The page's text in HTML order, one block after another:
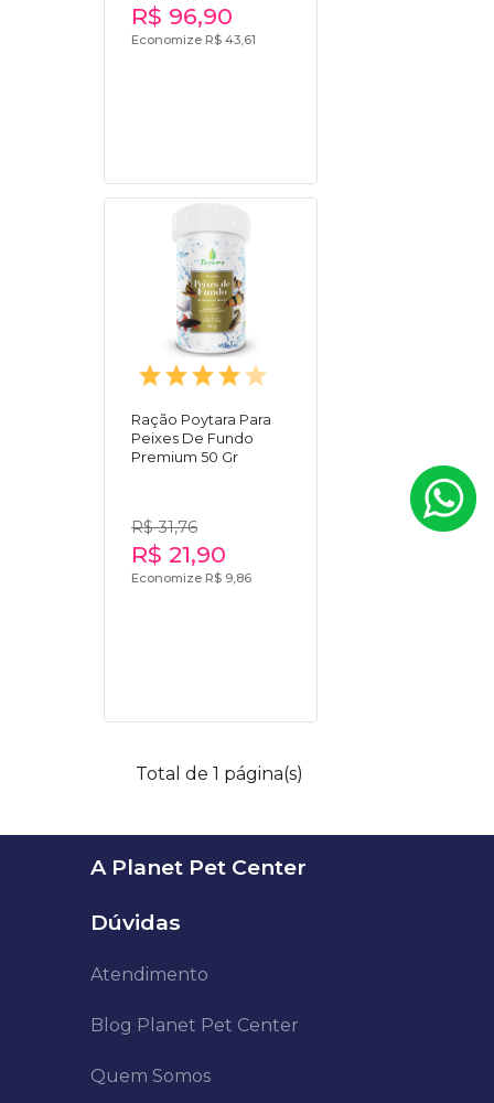
R$ 96,90
Economize R$ 43,61
Ração Poytara Para
Peixes De Fundo
Premium 50 Gr
R$ 31,76
R$ 21,90
Economize R$ 9,86
Total de 1 página(s)
A Planet Pet Center
Dúvidas
Atendimento
Blog Planet Pet Center
Quem Somos